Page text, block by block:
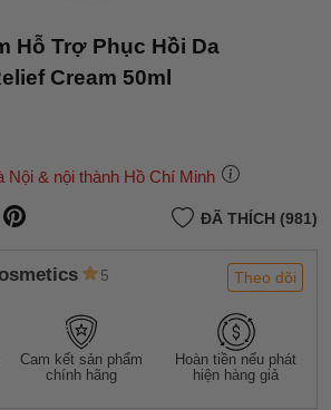
Hỗ Trợ Phục Hồi Da
Cream 50ml
Nội & nội thành Hồ Chí Minh
ĐÃ THÍCH (981)
5 Theo dõi
Cam kết sản phẩm
chính hãng
Hoàn tiền nếu phát
hiện hàng giả